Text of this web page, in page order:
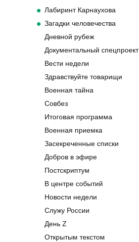
Лабиринт Карнаухова
Загадки человечества
Дневной рубеж
Документальный спецпроект
Вести недели
Здравствуйте товарищи
Военная тайна
Совбез
Итоговая программа
Военная приемка
Засекреченные списки
Добров в эфире
Постскриптум
В центре событий
Новости недели
Служу России
День Z
Открытым текстом